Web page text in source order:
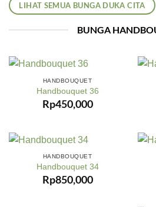
LIHAT SEMUA BUNGA DUKA CITA
BUNGA
HANDBOUQUET
Handbouquet 36
Rp450,000
HANDBOUQUET
Handbouquet 34
Rp850,000